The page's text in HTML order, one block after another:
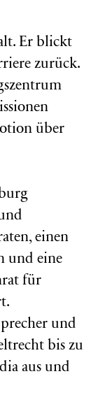
Er blickt
zurück.
über
einen
und eine
für
und
bis zu
aus und